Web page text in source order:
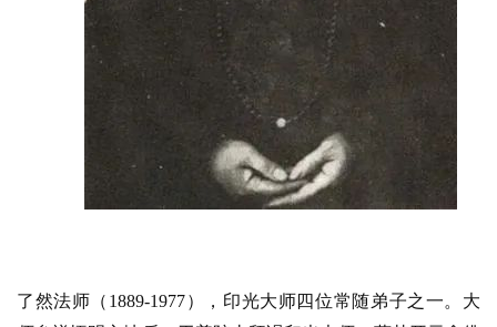
了然法师（1889-1977），印光大师四位常随弟子之一。大